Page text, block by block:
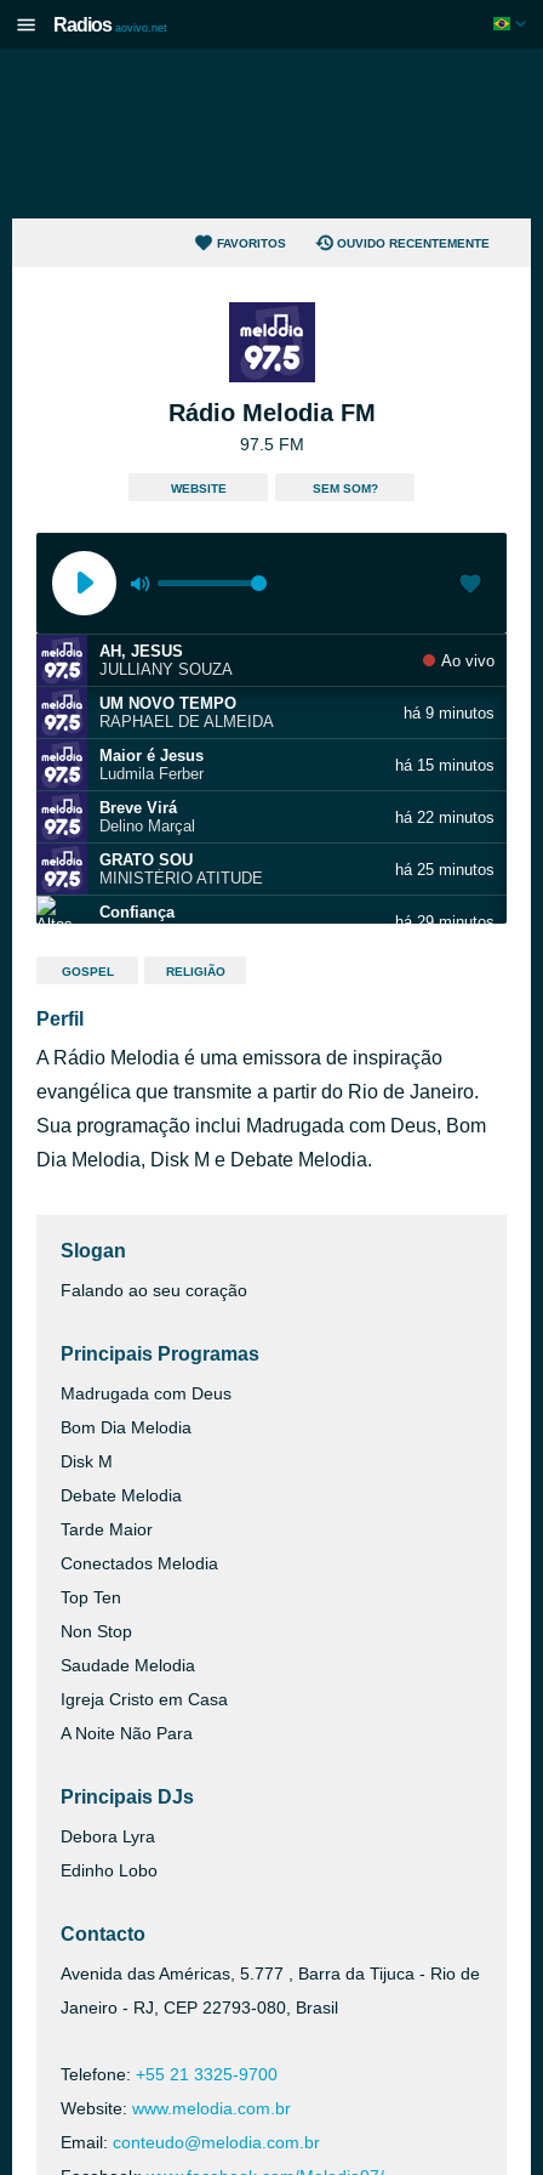
Radios aovivo.net
FAVORITOS OUVIDO RECENTEMENTE
Rádio Melodia FM
97.5 FM
WEBSITE SEM SOM?
AH, JESUS
JULLIANY SOUZA
Ao vivo
UM NOVO TEMPO
RAPHAEL DE ALMEIDA
há 9 minutos
Maior é Jesus
Ludmila Ferber
há 15 minutos
Breve Virá
Delino Marçal
há 22 minutos
GRATO SOU
MINISTÉRIO ATITUDE
há 25 minutos
Confiança
há 29 minutos
Estou Contigo
PAPAI AMO VOCÊ
MARCELO NASCIMENTO
Riqueza
Álvaro Tito
há 49 minutos
GOSPEL RELIGIÃO
Perfil
A Rádio Melodia é uma emissora de inspiração
evangélica que transmite a partir do Rio de Janeiro.
Sua programação inclui Madrugada com Deus, Bom
Dia Melodia, Disk M e Debate Melodia.
Slogan
Falando ao seu coração
Principais Programas
Madrugada com Deus
Bom Dia Melodia
Disk M
Debate Melodia
Tarde Maior
Conectados Melodia
Top Ten
Non Stop
Saudade Melodia
Igreja Cristo em Casa
A Noite Não Para
Principais DJs
Debora Lyra
Edinho Lobo
Contacto
Avenida das Américas, 5.777 , Barra da Tijuca - Rio de
Janeiro - RJ, CEP 22793-080, Brasil
Telefone: +55 21 3325-9700
Website: www.melodia.com.br
Email: conteudo@melodia.com.br